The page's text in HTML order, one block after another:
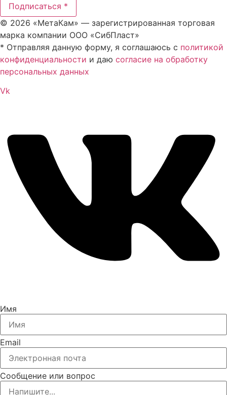
Подписаться *
© 2026 «МетаКам» — зарегистрированная торговая
марка компании ООО «СибПласт»
* Отправляя данную форму, я соглашаюсь с политикой
конфиденциальности и даю согласие на обработку
персональных данных
Vk
Имя
Email
Сообщение или вопрос